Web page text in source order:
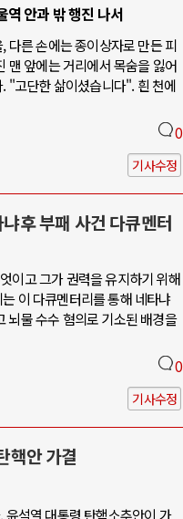
역 안과 밖 행진 나서
다른 손에는 종이상자로 만든 피
맨 앞에는 거리에서 목숨을 잃어
"고단한 삶이셨습니다". 흰 천에
0
기사수정
후 부패 사건 다큐멘터
이고 그가 권력을 유지하기 위해
이 다큐멘터리를 통해 네타냐
뇌물 수수 혐의로 기소된 배경을
0
기사수정
핵안 가결
석열 대통령 탄핵소추안이 가